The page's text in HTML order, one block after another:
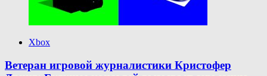
Xbox
Ветеран игровой журналистики Кристофер